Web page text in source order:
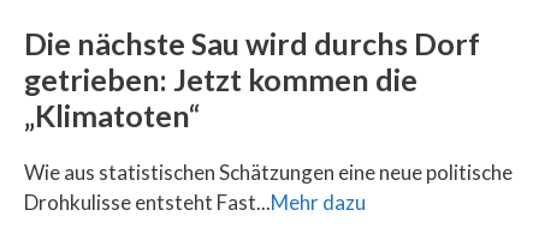
Die nächste Sau wird durchs Dorf
getrieben: Jetzt kommen die
„Klimatoten“
Wie aus statistischen Schätzungen eine neue politische
Drohkulisse entsteht Fast...Mehr dazu